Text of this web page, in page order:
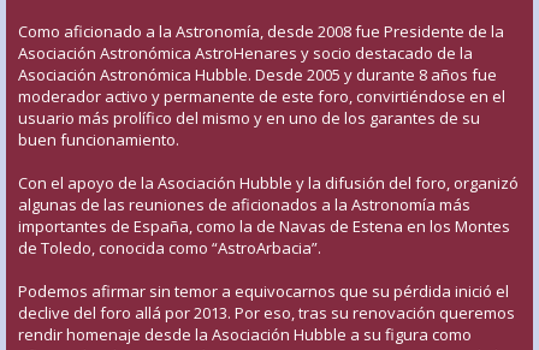
Como aficionado a la Astronomía, desde 2008 fue Presidente de la
Asociación Astronómica AstroHenares y socio destacado de la
Asociación Astronómica Hubble. Desde 2005 y durante 8 años fue
moderador activo y permanente de este foro, convirtiéndose en el
usuario más prolífico del mismo y en uno de los garantes de su
buen funcionamiento.
Con el apoyo de la Asociación Hubble y la difusión del foro, organizó
algunas de las reuniones de aficionados a la Astronomía más
importantes de España, como la de Navas de Estena en los Montes
de Toledo, conocida como “AstroArbacia”.
Podemos afirmar sin temor a equivocarnos que su pérdida inició el
declive del foro allá por 2013. Por eso, tras su renovación queremos
rendir homenaje desde la Asociación Hubble a su figura como